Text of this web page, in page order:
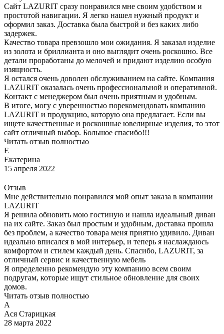
Сайт LAZURIT сразу понравился мне своим удобством и
простотой навигации. Я легко нашел нужный продукт и
оформил заказ. Доставка была быстрой и без каких либо
задержек.
Качество товара превзошло мои ожидания. Я заказал изделие
из золота и бриллианта и оно выглядит очень роскошно. Все
детали проработаны до мелочей и придают изделию особую
изящность.
Я остался очень доволен обслуживанием на сайте. Компания
LAZURIT оказалась очень профессиональной и оперативной.
Контакт с менеджером был очень приятным и удобным.
В итоге, могу с уверенностью порекомендовать компанию
LAZURIT и продукцию, которую она предлагает. Если вы
ищете качественные и роскошные ювелирные изделия, то этот
сайт отличный выбор. Большое спасибо!!!
Читать отзыв полностью
Е
Екатерина
15 апреля 2022
Отзыв
Мне действительно понравился мой опыт заказа в компании
LAZURIT
Я решила обновить мою гостиную и нашла идеальный диван
на их сайте. Заказ был простым и удобным, доставка прошла
без проблем, а качество товара меня приятно удивило. Диван
идеально вписался в мой интерьер, и теперь я наслаждаюсь
комфортом и стилем каждый день. Спасибо, LAZURIT, за
отличный сервис и качественную мебель
Я определенно рекомендую эту компанию всем своим
подругам, которые ищут стильное обновление для своих
домов.
Читать отзыв полностью
А
Ася Старицкая
28 марта 2022